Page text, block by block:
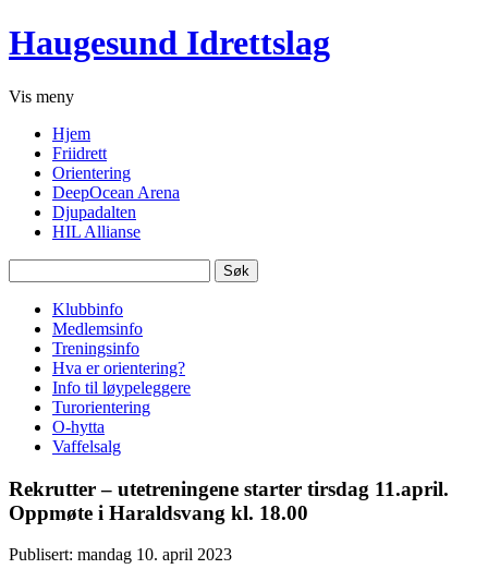
Haugesund Idrettslag
Vis meny
Hjem
Friidrett
Orientering
DeepOcean Arena
Djupadalten
HIL Allianse
etter:
Klubbinfo
Medlemsinfo
Treningsinfo
Hva er orientering?
Info til løypeleggere
Turorientering
O-hytta
Vaffelsalg
Rekrutter – utetreningene starter tirsdag 11.april.
Oppmøte i Haraldsvang kl. 18.00
Publisert: mandag 10. april 2023